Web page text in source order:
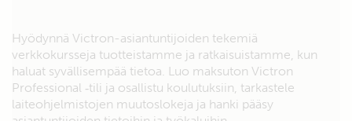
Hyödynnä Victron-asiantuntijoiden tekemiä
verkkokursseja tuotteistamme ja ratkaisuistamme, kun
haluat syvällisempää tietoa. Luo maksuton Victron
Professional ‑tili ja osallistu koulutuksiin, tarkastele
laiteohjelmistojen muutoslokeja ja hanki pääsy